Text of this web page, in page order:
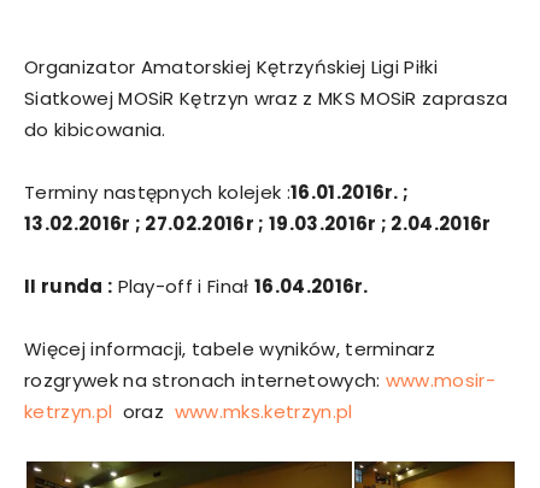
Organizator Amatorskiej Kętrzyńskiej Ligi Piłki
Siatkowej MOSiR Kętrzyn wraz z MKS MOSiR zaprasza
do kibicowania.
Terminy następnych kolejek :16.01.2016r. ;
13.02.2016r ; 27.02.2016r ; 19.03.2016r ; 2.04.2016r
II runda : Play-off i Finał 16.04.2016r.
Więcej informacji, tabele wyników, terminarz
rozgrywek na stronach internetowych: www.mosir-
ketrzyn.pl oraz www.mks.ketrzyn.pl